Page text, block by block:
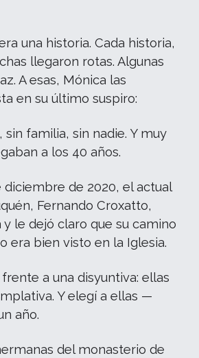
una historia. Cada historia,
llegaron rotas. Algunas
A esas, Mónica las
en su último suspiro:
familia, sin nadie. Y muy
a los 40 años.
diciembre de 2020, el actual
Fernando Croxatto,
y le dejó claro que su camino
era bien visto en la Iglesia.
a una disyuntiva: ellas
Y elegí a ellas —
año.
del monasterio de